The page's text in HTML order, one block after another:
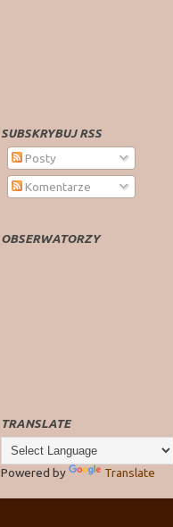
SUBSKRYBUJ RSS
Posty
Komentarze
OBSERWATORZY
TRANSLATE
Powered by Translate